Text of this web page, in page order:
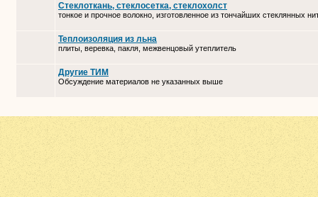
Стеклоткань, стеклосетка, cтеклохолст
тонкое и прочное волокно, изготовленное из тончайших стеклянных
Теплоизоляция из льна
плиты, веревка, пакля, межвенцовый утеплитель
Другие ТИМ
Обсуждение материалов не указанных выше